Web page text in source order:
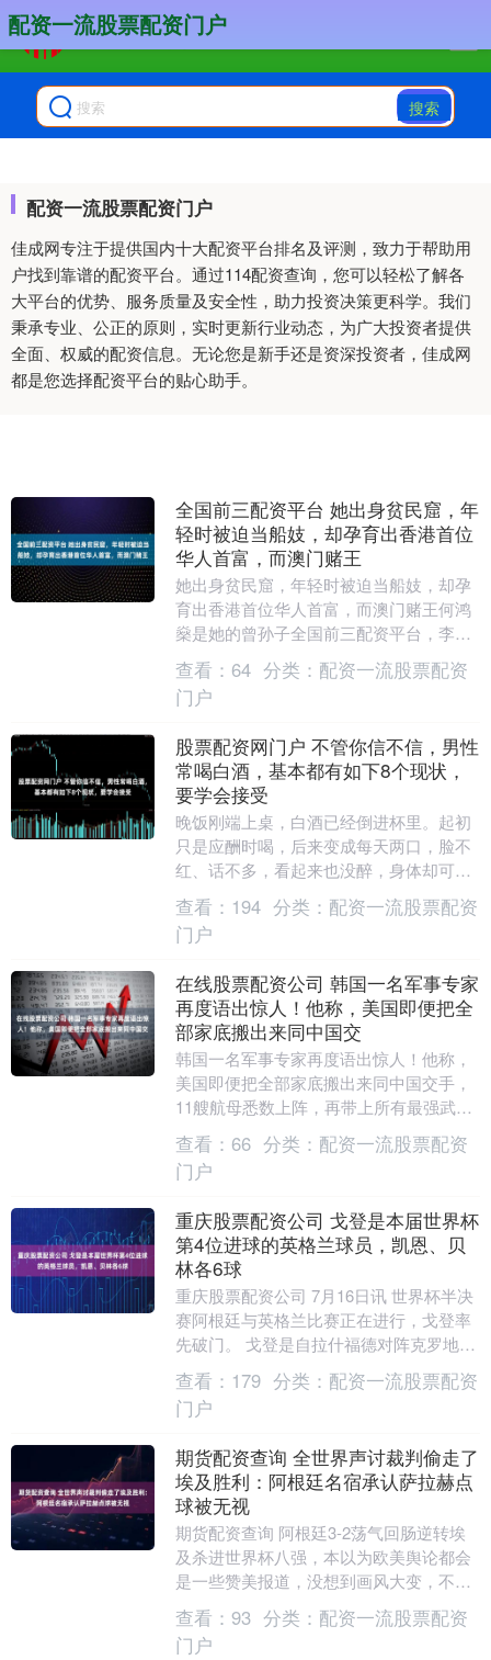
搜索
配资一流股票配资门户
佳成网专注于提供国内十大配资平台排名及评测，致力于帮助用
户找到靠谱的配资平台。通过114配资查询，您可以轻松了解各
大平台的优势、服务质量及安全性，助力投资决策更科学。我们
秉承专业、公正的原则，实时更新行业动态，为广大投资者提供
全面、权威的配资信息。无论您是新手还是资深投资者，佳成网
都是您选择配资平台的贴心助手。
配资一流股票配资门户
全国前三配资平台 她出身贫民窟，年
轻时被迫当船妓，却孕育出香港首位
华人首富，而澳门赌王
她出身贫民窟，年轻时被迫当船妓，却孕
育出香港首位华人首富，而澳门赌王何鸿
燊是她的曾孙子全国前三配资平台，李小
龙是她的曾外孙。 1896年的香港维多利亚
港，海风里....
查看： 64 分类： 配资一流股票配资
门户
股票配资网门户 不管你信不信，男性
常喝白酒，基本都有如下8个现状，
要学会接受
晚饭刚端上桌，白酒已经倒进杯里。起初
只是应酬时喝，后来变成每天两口，脸不
红、话不多，看起来也没醉，身体却可能
一直在处理酒精带来的负担。 饮酒量、频
率、遗传、体重....
查看： 194 分类： 配资一流股票配资
门户
在线股票配资公司 韩国一名军事专家
再度语出惊人！他称，美国即便把全
部家底搬出来同中国交
韩国一名军事专家再度语出惊人！他称，
美国即便把全部家底搬出来同中国交手，
11艘航母悉数上阵，再带上所有最强武
器，结局仍只有一个：中国赢。但真正决
定输赢的，可能不....
查看： 66 分类： 配资一流股票配资
门户
重庆股票配资公司 戈登是本届世界杯
第4位进球的英格兰球员，凯恩、贝
林各6球
重庆股票配资公司 7月16日讯 世界杯半决
赛阿根廷与英格兰比赛正在进行，戈登率
先破门。 戈登是自拉什福德对阵克罗地亚
以来，除哈里·凯恩和裘德·贝林厄姆之外，
首位....
查看： 179 分类： 配资一流股票配资
门户
期货配资查询 全世界声讨裁判偷走了
埃及胜利：阿根廷名宿承认萨拉赫点
球被无视
期货配资查询 阿根廷3-2荡气回肠逆转埃
及杀进世界杯八强，本以为欧美舆论都会
是一些赞美报道，没想到画风大变，不管
是足球名宿还是体育媒体，都有不少人站
出来怒斥比赛....
查看： 93 分类： 配资一流股票配资
门户